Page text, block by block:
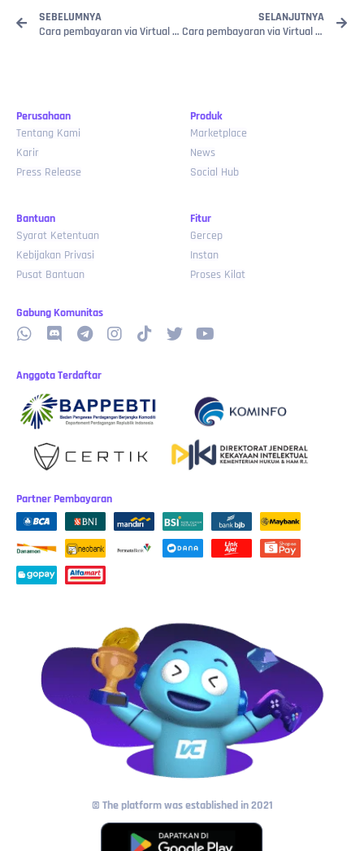
SEBELUMNYA
Cara pembayaran via Virtual Account BRI
SELANJUTNYA
Cara pembayaran via Virtual Account Permata
Perusahaan
Tentang Kami
Karir
Press Release
Produk
Marketplace
News
Social Hub
Bantuan
Syarat Ketentuan
Kebijakan Privasi
Pusat Bantuan
Fitur
Gercep
Instan
Proses Kilat
Gabung Komunitas
Anggota Terdaftar
Partner Pembayaran
© The platform was established in 2021